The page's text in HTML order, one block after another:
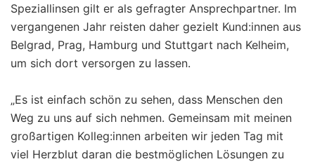
Speziallinsen gilt er als gefragter Ansprechpartner. Im
vergangenen Jahr reisten daher gezielt Kund:innen aus
Belgrad, Prag, Hamburg und Stuttgart nach Kelheim,
um sich dort versorgen zu lassen.
„Es ist einfach schön zu sehen, dass Menschen den
Weg zu uns auf sich nehmen. Gemeinsam mit meinen
großartigen Kolleg:innen arbeiten wir jeden Tag mit
viel Herzblut daran die bestmöglichen Lösungen zu